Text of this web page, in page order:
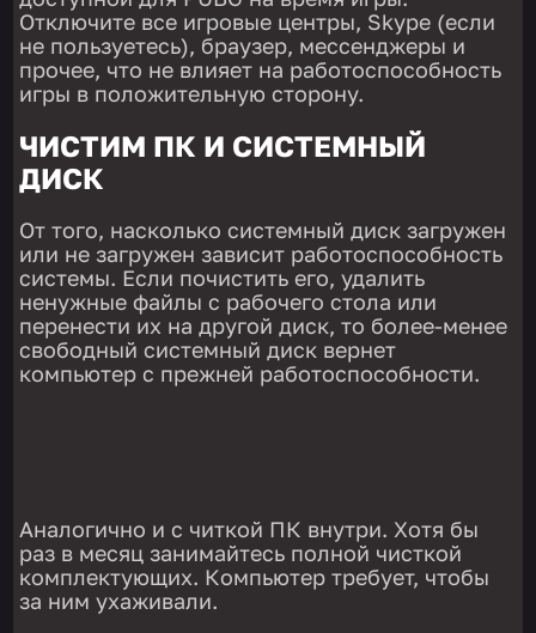
Отключите все игровые центры, Skype (если
не пользуетесь), браузер, мессенджеры и
прочее, что не влияет на работоспособность
игры в положительную сторону.
ЧИСТИМ ПК И СИСТЕМНЫЙ
ДИСК
От того, насколько системный диск загружен
или не загружен зависит работоспособность
системы. Если почистить его, удалить
ненужные файлы с рабочего стола или
перенести их на другой диск, то более-менее
свободный системный диск вернет
компьютер с прежней работоспособности.
Аналогично и с читкой ПК внутри. Хотя бы
раз в месяц занимайтесь полной чисткой
комплектующих. Компьютер требует, чтобы
за ним ухаживали.